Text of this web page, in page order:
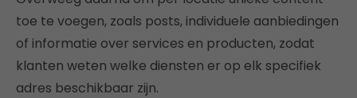
toe te voegen, zoals posts, individuele aanbiedingen
of informatie over services en producten, zodat
klanten weten welke diensten er op elk specifiek
adres beschikbaar zijn.